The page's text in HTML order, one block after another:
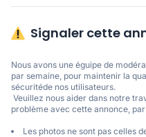
Signaler cette
Nous avons une éguipe de
par semaine, pour maintenir la
sécuritéde nos utilisateurs.
Veuillez nous aider dans notre
problème avec cette annonce,
Les photos ne sont pas celles